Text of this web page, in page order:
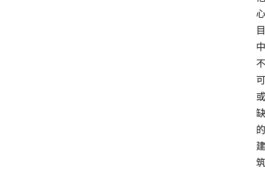
心
目
中
不
可
或
缺
的
建
筑